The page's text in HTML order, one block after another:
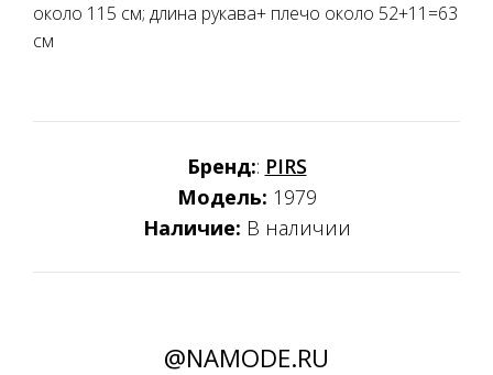
около 115 см; длина рукава+ плечо около 52+11=63
см
Бренд:: PIRS
Модель: 1979
Наличие: В наличии
@NAMODE.RU